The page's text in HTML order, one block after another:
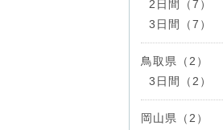
2日間（7）
3日間（7）
鳥取県（2）
3日間（2）
岡山県（2）